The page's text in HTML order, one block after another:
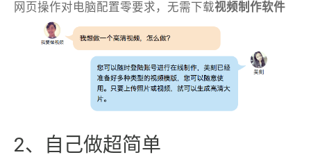
网页操作对电脑配置零要求，无需下载视频制作软件
2、自己做超简单